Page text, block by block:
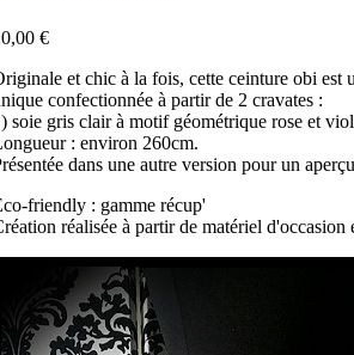
€
et chic à la fois, cette ceinture obi est
confectionnée à partir de 2 cravates :
soie gris clair à motif géométrique rose et
: environ 260cm.
dans une autre version pour un
friendly : gamme récup'
réalisée à partir de matériel d'occasion